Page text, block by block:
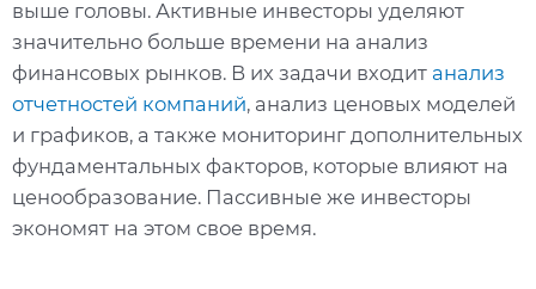
выше головы. Активные инвесторы уделяют
значительно больше времени на анализ
финансовых рынков. В их задачи входит анализ
отчетностей компаний, анализ ценовых моделей
и графиков, а также мониторинг дополнительных
фундаментальных факторов, которые влияют на
ценообразование. Пассивные же инвесторы
экономят на этом свое время.